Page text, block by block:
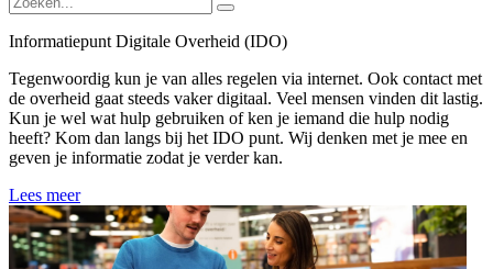
Informatiepunt Digitale Overheid (IDO)
Tegenwoordig kun je van alles regelen via internet. Ook contact met
de overheid gaat steeds vaker digitaal. Veel mensen vinden dit lastig.
Kun je wel wat hulp gebruiken of ken je iemand die hulp nodig
heeft? Kom dan langs bij het IDO punt. Wij denken met je mee en
geven je informatie zodat je verder kan.
Lees meer